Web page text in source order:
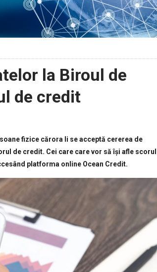
la Biroul de
de credit
fizice cărora li se acceptă cererea de
de credit. Cei care care vor să își afle scorul
platforma online Ocean Credit.